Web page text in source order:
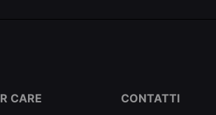
CARE CONTATTI